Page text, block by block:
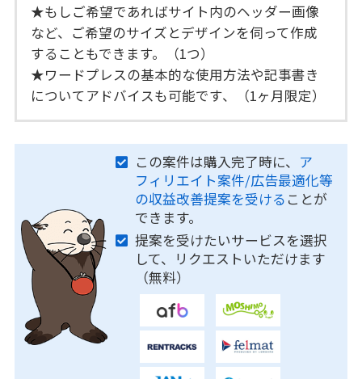
★もしご希望であればサイト内のヘッダー画像
など、ご希望のサイズとデザインを伺って作成
することもできます。（1つ）
★ワードプレスの基本的な使用方法や記事書き
についてアドバイスも可能です、（1ヶ月限定）
この案件は購入完了時に、 ア
フィリエイト案件/広告最適化等
の収益改善提案を受ける ことが
できます。
提案を受けたいサービスを選択
して、リクエストいただけます
（無料）